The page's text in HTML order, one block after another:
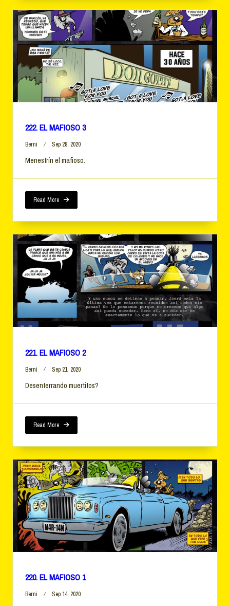
222. EL MAFIOSO 3
Berni Sep 28, 2020
Menestrín el mafioso.
Read More
221. EL MAFIOSO 2
Berni Sep 21, 2020
Desenterrando muertitos?
Read More
220. EL MAFIOSO 1
Berni Sep 14, 2020